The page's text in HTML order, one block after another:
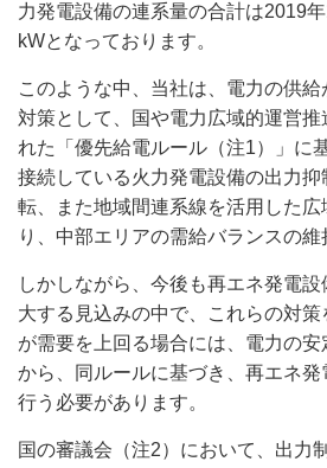
力発電設備の連系量の合計は2019
kWとなっております。
このような中、当社は、電力の供
対策として、国や電力広域的運営
れた「優先給電ルール（注1）」に
接続している火力発電設備の出力
転、また地域間連系線を活用した広
り、中部エリアの需給バランスの維
しかしながら、今後も再エネ発電
大する見込みの中で、これらの対
が需要を上回る場合には、電力の
から、同ルールに基づき、再エネ
行う必要があります。
国の審議会（注2）において、出力